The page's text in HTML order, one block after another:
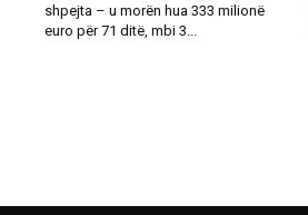
shpejta – u morën hua 333 milionë
euro për 71 ditë, mbi 3...